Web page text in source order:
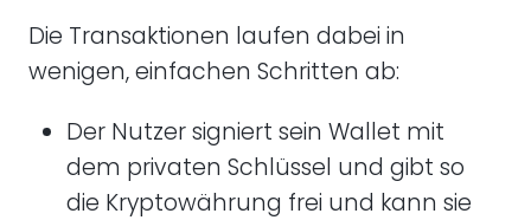
Die Transaktionen laufen dabei in
wenigen, einfachen Schritten ab:
Der Nutzer signiert sein Wallet mit
dem privaten Schlüssel und gibt so
die Kryptowährung frei und kann sie